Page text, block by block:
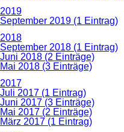
2019
September 2019 (1 Eintrag)
2018
September 2018 (1 Eintrag)
Juni 2018 (2 Einträge)
Mai 2018 (3 Einträge)
2017
Juli 2017 (1 Eintrag)
Juni 2017 (3 Einträge)
Mai 2017 (2 Einträge)
März 2017 (1 Eintrag)